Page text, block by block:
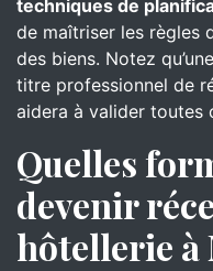
techniques de
de maîtriser les règles
des biens. Notez
titre professionnel de
aidera à valider toutes
Quelles
devenir
hôtellerie à